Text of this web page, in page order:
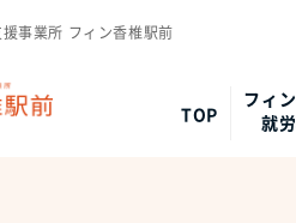
事業所 フィン香椎駅前
TOP
フィ
就